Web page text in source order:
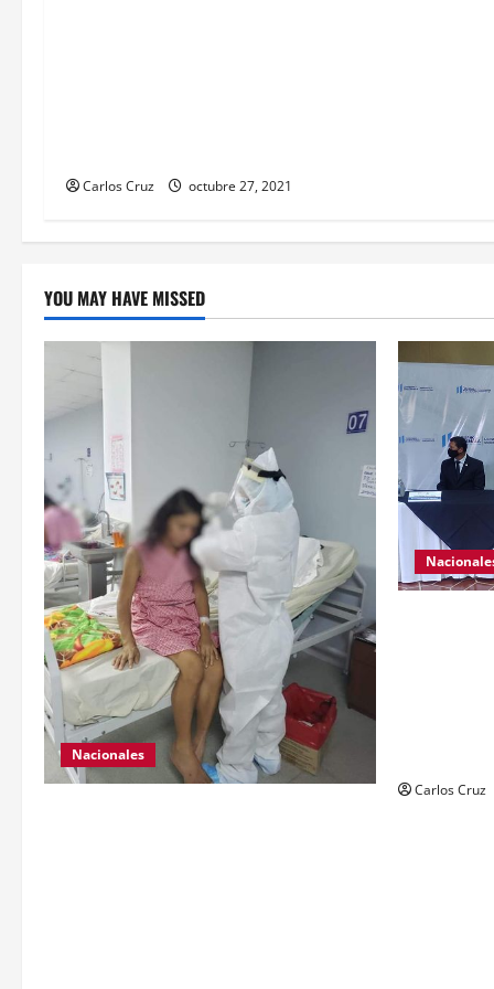
Carlos Cruz octubre 27, 2021
YOU MAY HAVE MISSED
Nacionales
Carlos Cruz